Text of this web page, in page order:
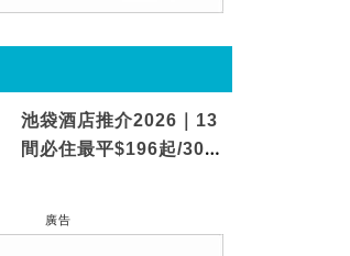
池袋酒店推介2026｜13
間必住最平$196起/30秒
廣告